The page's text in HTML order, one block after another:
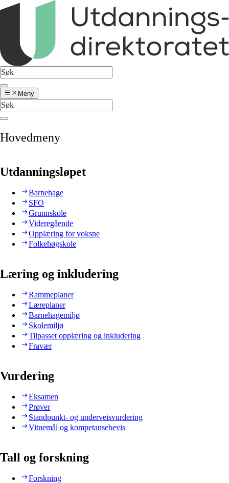
Meny
Hovedmeny
Utdanningsløpet
Barnehage
SFO
Grunnskole
Videregående
Opplæring for voksne
Folkehøgskole
Læring og inkludering
Rammeplaner
Læreplaner
Barnehagemiljø
Skolemiljø
Tilpasset opplæring og inkludering
Fravær
Vurdering
Eksamen
Prøver
Standpunkt- og underveisvurdering
Vitnemål og kompetansebevis
Tall og forskning
Forskning